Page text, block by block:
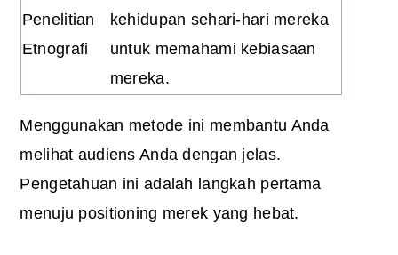
Penelitian
Etnografi
kehidupan sehari-hari mereka
untuk memahami kebiasaan
mereka.
Menggunakan metode ini membantu Anda
melihat audiens Anda dengan jelas.
Pengetahuan ini adalah langkah pertama
menuju positioning merek yang hebat.